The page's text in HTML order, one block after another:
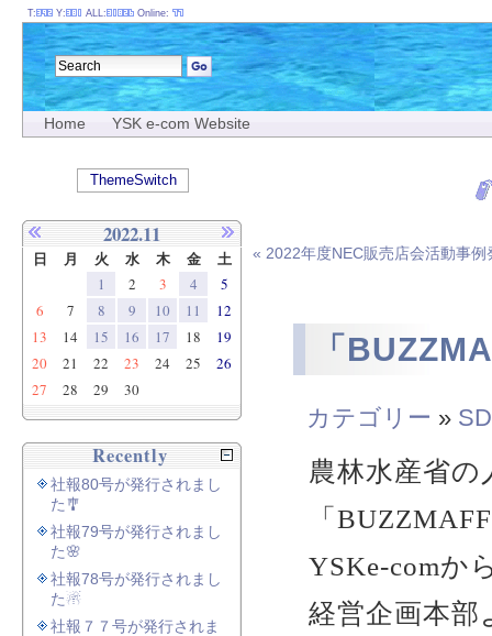
Home YSK e-com Website
« 2022年度NEC販売店会活動事
「
カテゴリー »
農林水産省の
「
YSKe-comか
経営企画本
T: Y: ALL: Online:
ThemeSwitch
2022.11
日 月 火 水 木 金 土
1 2 3 4
5
6
7 8 9 10 11
12
13
14 15 16 17 18
19
20
21 22 23 24 25
26
27
28 29 30
Recently
社報80号が発行されまし
た🎐
社報79号が発行されまし
た🌸
社報78号が発行されまし
た☃
社報７７号が発行されま